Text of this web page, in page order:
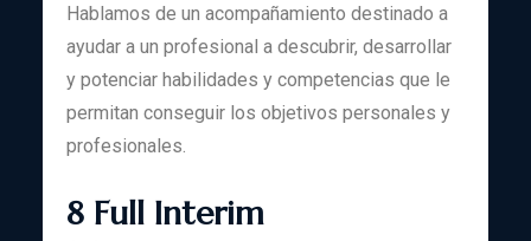
Hablamos de un acompañamiento destinado a
ayudar a un profesional a descubrir, desarrollar
y potenciar habilidades y competencias que le
permitan conseguir los objetivos personales y
profesionales.
8 Full Interim